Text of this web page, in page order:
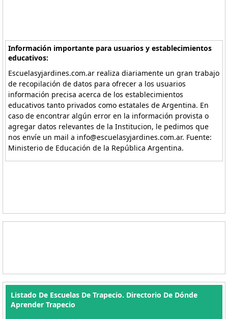
Información importante para usuarios y establecimientos
educativos:
Escuelasyjardines.com.ar realiza diariamente un gran trabajo
de recopilación de datos para ofrecer a los usuarios
información precisa acerca de los establecimientos
educativos tanto privados como estatales de Argentina. En
caso de encontrar algún error en la información provista o
agregar datos relevantes de la Institucion, le pedimos que
nos envíe un mail a info@escuelasyjardines.com.ar. Fuente:
Ministerio de Educación de la República Argentina.
Listado De Escuelas De Trapecio. Directorio De Dónde
Aprender Trapecio